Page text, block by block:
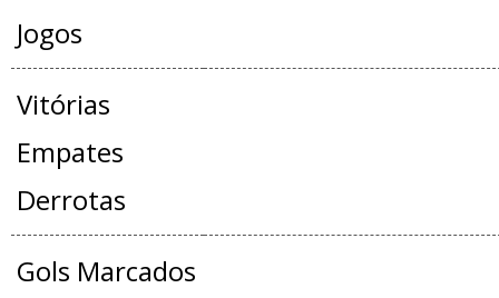
Jogos
Vitórias
Empates
Derrotas
Gols Marcados